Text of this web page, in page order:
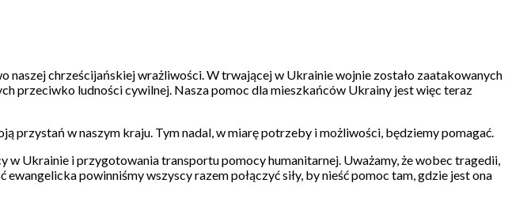
chrześcijańskiej wrażliwości. W trwającej w Ukrainie wojnie zostało zaatakowanych
przeciwko ludności cywilnej. Nasza pomoc dla mieszkańców Ukrainy jest więc teraz
przystań w naszym kraju. Tym nadal, w miarę potrzeby i możliwości, będziemy pomagać.
Ukrainie i przygotowania transportu pomocy humanitarnej. Uważamy, że wobec tragedii,
powinniśmy wszyscy razem połączyć siły, by nieść pomoc tam, gdzie jest ona